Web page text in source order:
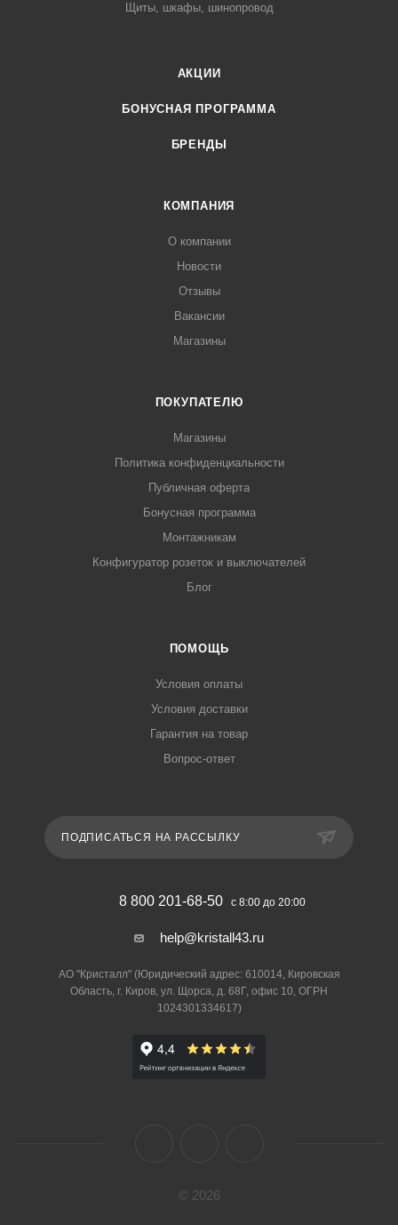
Щиты, шкафы, шинопровод
АКЦИИ
БОНУСНАЯ ПРОГРАММА
БРЕНДЫ
КОМПАНИЯ
О компании
Новости
Отзывы
Вакансии
Магазины
ПОКУПАТЕЛЮ
Магазины
Политика конфиденциальности
Публичная оферта
Бонусная программа
Монтажникам
Конфигуратор розеток и выключателей
Блог
ПОМОЩЬ
Условия оплаты
Условия доставки
Гарантия на товар
Вопрос-ответ
ПОДПИСАТЬСЯ НА РАССЫЛКУ
8 800 201-68-50 с 8:00 до 20:00
help@kristall43.ru
АО "Кристалл" (Юридический адрес: 610014, Кировская
Область, г. Киров, ул. Щорса, д. 68Г, офис 10, ОГРН
1024301334617)
© 2026